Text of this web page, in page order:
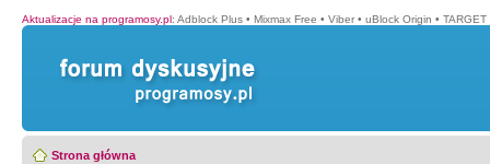
Aktualizacje na programosy.pl: Adblock Plus • Mixmax Free • Viber • uBlock Origin •
Strona główna